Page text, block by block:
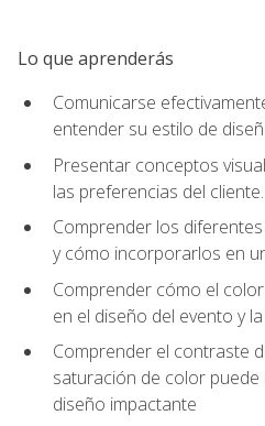
Lo que aprenderás
Comunicarse
entender su estilo de
Presentar conceptos
las preferencias del cliente.
Comprender los
y cómo incorporarlos en
Comprender cómo el
en el diseño del evento y
Comprender el contraste
saturación de color
diseño impactante